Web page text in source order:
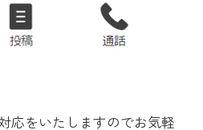
応をいたしますのでお気軽